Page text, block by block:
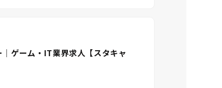
ゲーム・IT業界求人【スタキャ